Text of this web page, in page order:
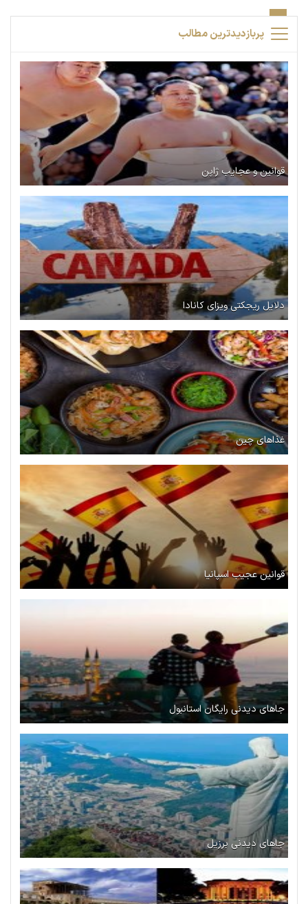
پربازدیدترین مطالب
قوانین و عجایب ژاپن
دلایل ریجکتی ویزای کانادا
غذاهای چین
قوانین عجیب اسپانیا
جاهای دیدنی رایگان استانبول
جاهای دیدنی برزیل